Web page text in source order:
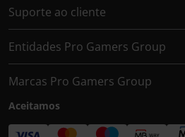
Suporte ao cliente
Entidades Pro Gamers Group
Marcas Pro Gamers Group
Aceitamos